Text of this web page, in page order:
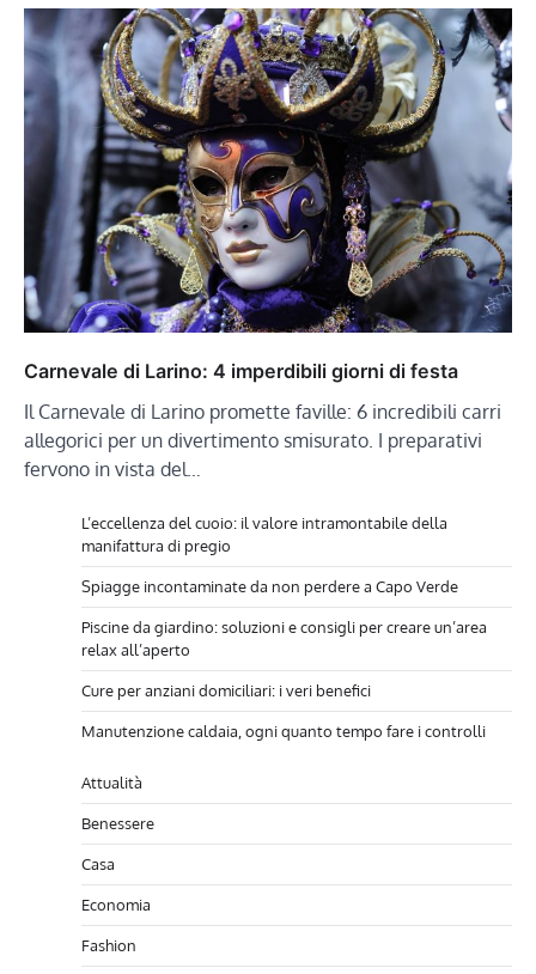
Carnevale di Larino: 4 imperdibili giorni di festa
Il Carnevale di Larino promette faville: 6 incredibili carri
allegorici per un divertimento smisurato. I preparativi
fervono in vista del…
L’eccellenza del cuoio: il valore intramontabile della
manifattura di pregio
Spiagge incontaminate da non perdere a Capo Verde
Piscine da giardino: soluzioni e consigli per creare un’area
relax all’aperto
Cure per anziani domiciliari: i veri benefici
Manutenzione caldaia, ogni quanto tempo fare i controlli
Attualità
Benessere
Casa
Economia
Fashion